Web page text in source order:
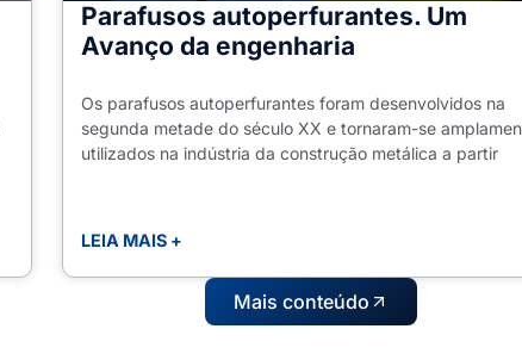
Parafusos autoperfurantes. Um
Avanço da engenharia
Os parafusos autoperfurantes foram desenvolvidos na
segunda metade do século XX e tornaram-se
utilizados na indústria da construção metálica a partir
LEIA MAIS +
Mais conteúdo